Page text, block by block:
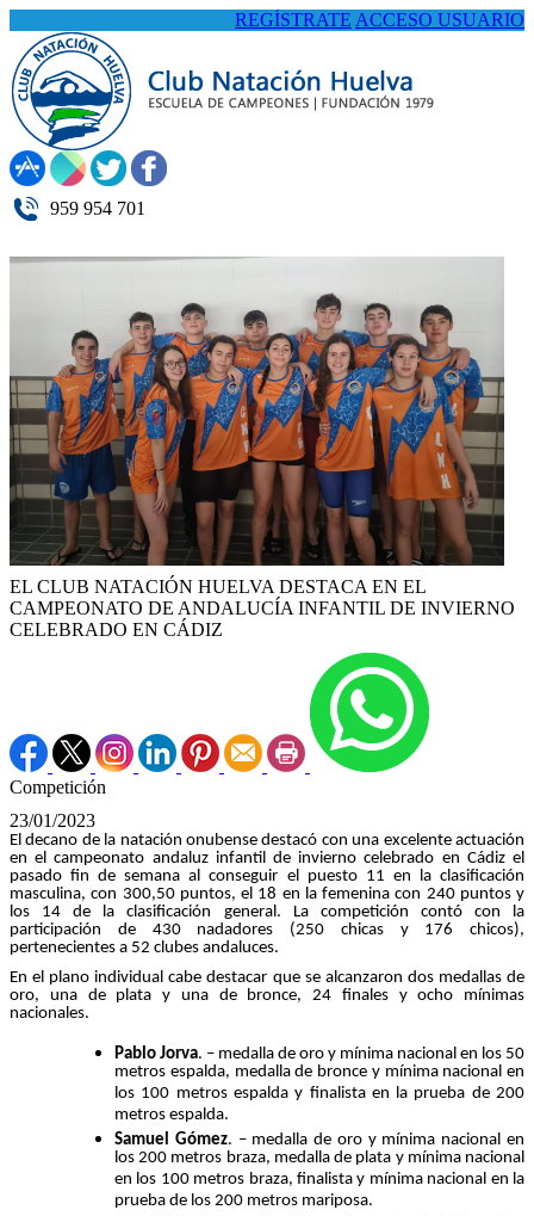
REGÍSTRATE ACCESO USUARIO
959 954 701
EL CLUB NATACIÓN HUELVA DESTACA EN EL
CAMPEONATO DE ANDALUCÍA INFANTIL DE INVIERNO
CELEBRADO EN CÁDIZ
Competición
23/01/2023
El decano de la natación onubense destacó con una excelente actuación
en el campeonato andaluz infantil de invierno celebrado en Cádiz el
pasado fin de semana al conseguir el puesto 11 en la clasificación
masculina, con 300,50 puntos, el 18 en la femenina con 240 puntos y
los 14 de la clasificación general. La competición contó con la
participación de 430 nadadores (250 chicas y 176 chicos),
pertenecientes a 52 clubes andaluces.
En el plano individual cabe destacar que se alcanzaron dos medallas de
oro, una de plata y una de bronce, 24 finales y ocho mínimas
nacionales.
Pablo Jorva. – medalla de oro y mínima nacional en los 50
metros espalda, medalla de bronce y mínima nacional en
los 100 metros espalda y finalista en la prueba de 200
metros espalda.
Samuel Gómez. – medalla de oro y mínima nacional en
los 200 metros braza, medalla de plata y mínima nacional
en los 100 metros braza, finalista y mínima nacional en la
prueba de los 200 metros mariposa.